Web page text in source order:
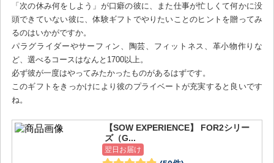
「次の休み何をしよう」が口癖の彼に、また仕事が忙しくて何かに没
頭できていない彼に、体験ギフトでやりたいことのヒントを贈ってみ
るのはいかがですか。
パラグライダーやサーフィン、陶芸、フィットネス、革小物作りな
ど、選べるコースはなんと1700以上。
必ず彼が一度はやってみたかったものがあるはずです。
このギフトをきっかけにより彼のプライベートが充実すると良いです
ね。